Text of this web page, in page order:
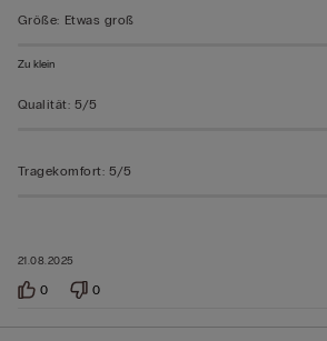
bewertet
21.08.2025
Größe: Etwas groß
Zu klein
Qualität: 5/5
Tragekomfort: 5/5
0 0